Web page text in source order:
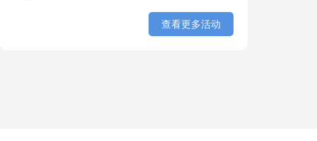
查看更多活动